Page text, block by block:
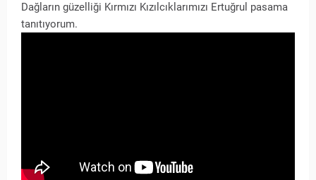
Dağların güzelliği Kırmızı Kızılcıklarımızı Ertuğrul pasama
tanıtıyorum.